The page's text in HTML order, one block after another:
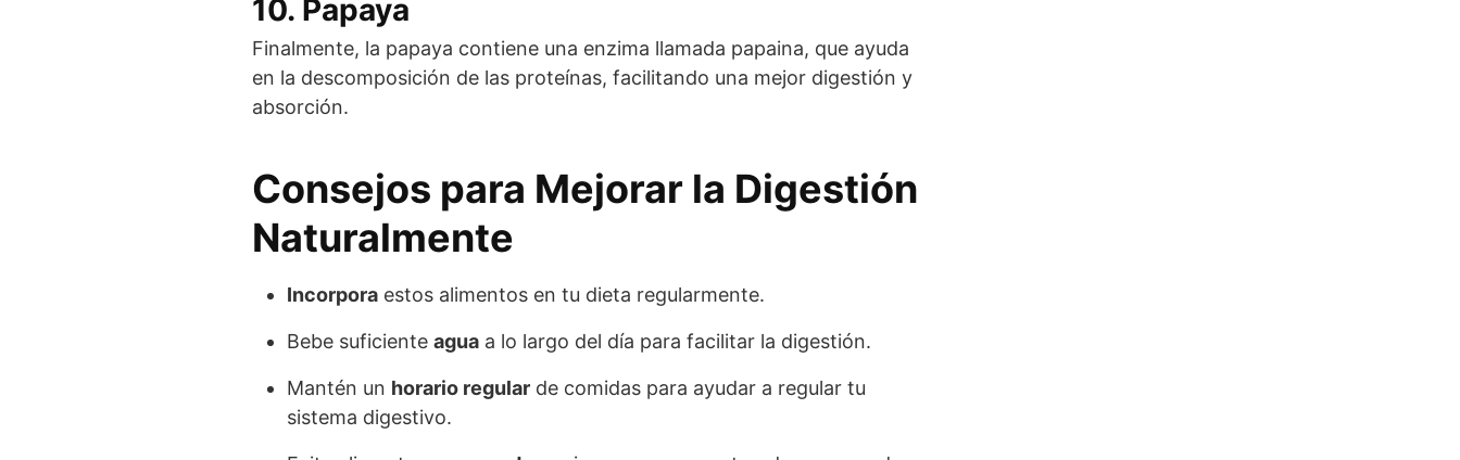
10. Papaya
Finalmente, la papaya contiene una enzima llamada papaina, que ayuda
en la descomposición de las proteínas, facilitando una mejor digestión y
absorción.
Consejos para Mejorar la Digestión
Naturalmente
Incorpora estos alimentos en tu dieta regularmente.
Bebe suficiente agua a lo largo del día para facilitar la digestión.
Mantén un horario regular de comidas para ayudar a regular tu
sistema digestivo.